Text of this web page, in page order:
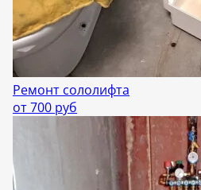
Ремонт сололифта
от 700 руб